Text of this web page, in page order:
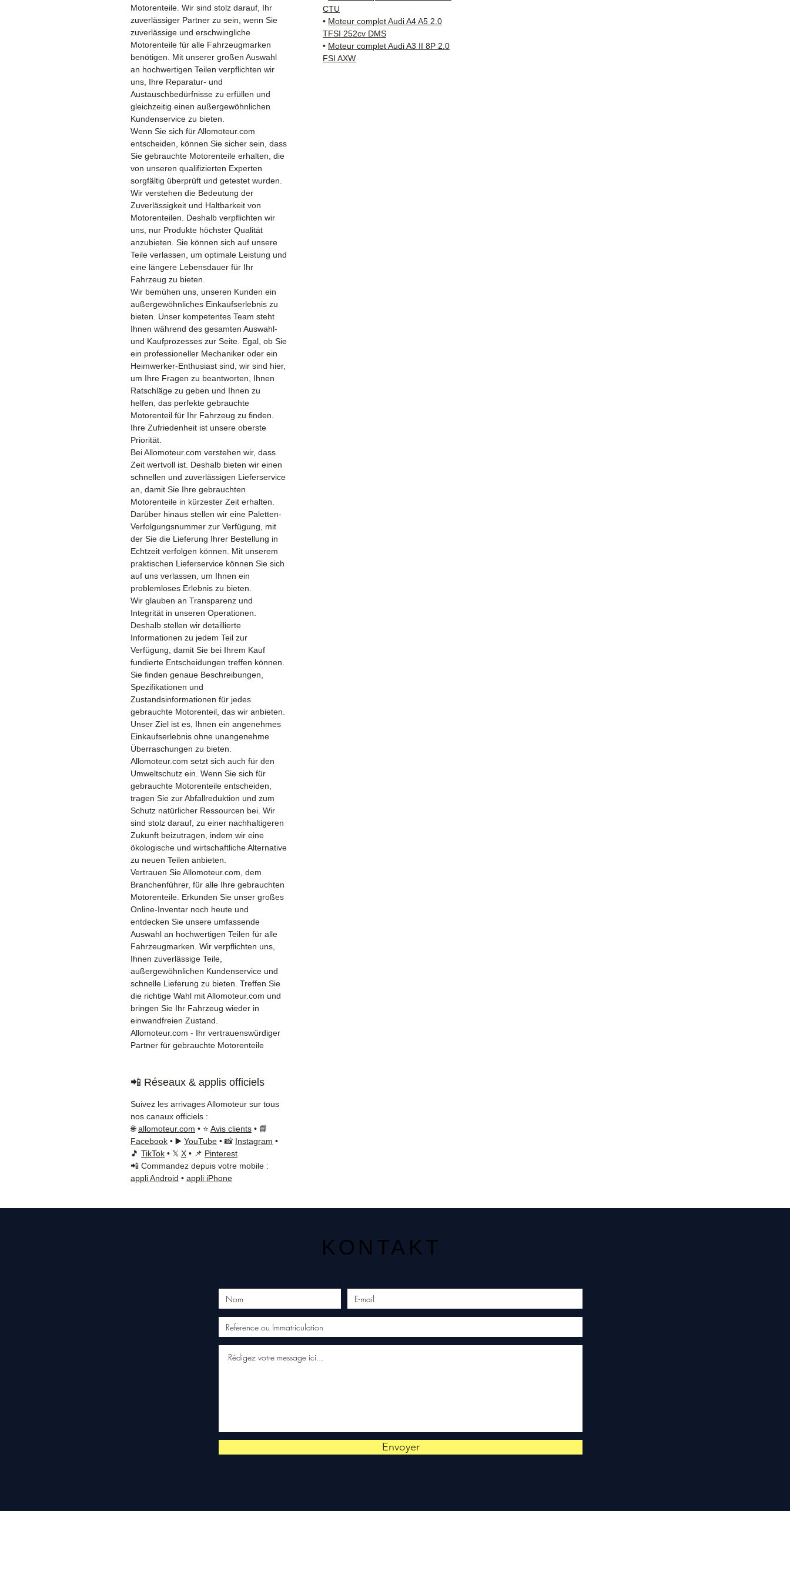
Motorenteile. Wir sind stolz darauf, Ihr
zuverlässiger Partner zu sein, wenn Sie
zuverlässige und erschwingliche
Motorenteile für alle Fahrzeugmarken
benötigen. Mit unserer großen Auswahl
an hochwertigen Teilen verpflichten wir
uns, Ihre Reparatur- und
Austauschbedürfnisse zu erfüllen und
gleichzeitig einen außergewöhnlichen
Kundenservice zu bieten.
Wenn Sie sich für Allomoteur.com
entscheiden, können Sie sicher sein, dass
Sie gebrauchte Motorenteile erhalten, die
von unseren qualifizierten Experten
sorgfältig überprüft und getestet wurden.
Wir verstehen die Bedeutung der
Zuverlässigkeit und Haltbarkeit von
Motorenteilen. Deshalb verpflichten wir
uns, nur Produkte höchster Qualität
anzubieten. Sie können sich auf unsere
Teile verlassen, um optimale Leistung und
eine längere Lebensdauer für Ihr
Fahrzeug zu bieten.
Wir bemühen uns, unseren Kunden ein
außergewöhnliches Einkaufserlebnis zu
bieten. Unser kompetentes Team steht
Ihnen während des gesamten Auswahl-
und Kaufprozesses zur Seite. Egal, ob Sie
ein professioneller Mechaniker oder ein
Heimwerker-Enthusiast sind, wir sind hier,
um Ihre Fragen zu beantworten, Ihnen
Ratschläge zu geben und Ihnen zu
helfen, das perfekte gebrauchte
Motorenteil für Ihr Fahrzeug zu finden.
Ihre Zufriedenheit ist unsere oberste
Priorität.
Bei Allomoteur.com verstehen wir, dass
Zeit wertvoll ist. Deshalb bieten wir einen
schnellen und zuverlässigen Lieferservice
an, damit Sie Ihre gebrauchten
Motorenteile in kürzester Zeit erhalten.
Darüber hinaus stellen wir eine Paletten-
Verfolgungsnummer zur Verfügung, mit
der Sie die Lieferung Ihrer Bestellung in
Echtzeit verfolgen können. Mit unserem
praktischen Lieferservice können Sie sich
auf uns verlassen, um Ihnen ein
problemloses Erlebnis zu bieten.
Wir glauben an Transparenz und
Integrität in unseren Operationen.
Deshalb stellen wir detaillierte
Informationen zu jedem Teil zur
Verfügung, damit Sie bei Ihrem Kauf
fundierte Entscheidungen treffen können.
Sie finden genaue Beschreibungen,
Spezifikationen und
Zustandsinformationen für jedes
gebrauchte Motorenteil, das wir anbieten.
Unser Ziel ist es, Ihnen ein angenehmes
Einkaufserlebnis ohne unangenehme
Überraschungen zu bieten.
Allomoteur.com setzt sich auch für den
Umweltschutz ein. Wenn Sie sich für
gebrauchte Motorenteile entscheiden,
tragen Sie zur Abfallreduktion und zum
Schutz natürlicher Ressourcen bei. Wir
sind stolz darauf, zu einer nachhaltigeren
Zukunft beizutragen, indem wir eine
ökologische und wirtschaftliche Alternative
zu neuen Teilen anbieten.
Vertrauen Sie Allomoteur.com, dem
Branchenführer, für alle Ihre gebrauchten
Motorenteile. Erkunden Sie unser großes
Online-Inventar noch heute und
entdecken Sie unsere umfassende
Auswahl an hochwertigen Teilen für alle
Fahrzeugmarken. Wir verpflichten uns,
Ihnen zuverlässige Teile,
außergewöhnlichen Kundenservice und
schnelle Lieferung zu bieten. Treffen Sie
die richtige Wahl mit Allomoteur.com und
bringen Sie Ihr Fahrzeug wieder in
einwandfreien Zustand.
Allomoteur.com - Ihr vertrauenswürdiger
Partner für gebrauchte Motorenteile
CTU
• Moteur complet Audi A4 A5 2.0
TFSI 252cv DMS
• Moteur complet Audi A3 II 8P 2.0
FSI AXW
📲 Réseaux & applis officiels
Suivez les arrivages Allomoteur sur tous
nos canaux officiels :
🌐allomoteur.com • ⭐ Avis clients • 📘
Facebook • ▶️ YouTube • 📸 Instagram •
🎵 TikTok • 𝕏 X • 📌 Pinterest
📲 Commandez depuis votre mobile :
appli Android • appli iPhone
KONTAKT
Envoyer